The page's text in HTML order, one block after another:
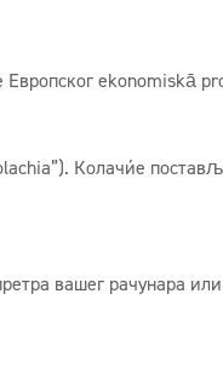
Европског ekonomiskā
Колачиће
вашег рачунара